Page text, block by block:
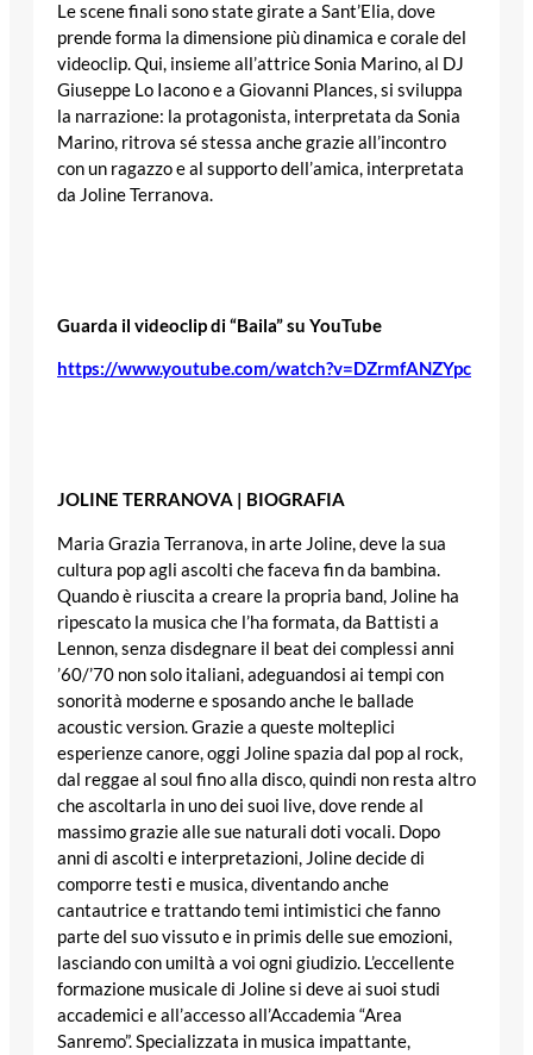
Le scene finali sono state girate a Sant’Elia, dove
prende forma la dimensione più dinamica e corale del
videoclip. Qui, insieme all’attrice Sonia Marino, al DJ
Giuseppe Lo Iacono e a Giovanni Plances, si sviluppa
la narrazione: la protagonista, interpretata da Sonia
Marino, ritrova sé stessa anche grazie all’incontro
con un ragazzo e al supporto dell’amica, interpretata
da Joline Terranova.
Guarda il videoclip di “Baila”su YouTube
https://www.youtube.com/watch?v=DZrmfANZYpc
JOLINE TERRANOVA | BIOGRAFIA
Maria Grazia Terranova, in arte Joline, deve la sua
cultura pop agli ascolti che faceva fin da bambina.
Quando è riuscita a creare la propria band, Joline ha
ripescato la musica che l’ha formata, da Battisti a
Lennon, senza disdegnare il beat dei complessi anni
’60/’70 non solo italiani, adeguandosi ai tempi con
sonorità moderne e sposando anche le ballade
acoustic version. Grazie a queste molteplici
esperienze canore, oggi Joline spazia dal pop al rock,
dal reggae al soul fino alla disco, quindi non resta altro
che ascoltarla in uno dei suoi live, dove rende al
massimo grazie alle sue naturali doti vocali. Dopo
anni di ascolti e interpretazioni, Joline decide di
comporre testi e musica, diventando anche
cantautrice e trattando temi intimistici che fanno
parte del suo vissuto e in primis delle sue emozioni,
lasciando con umiltà a voi ogni giudizio. L’eccellente
formazione musicale di Joline si deve ai suoi studi
accademici e all’accesso all’Accademia “Area
Sanremo”. Specializzata in musica impattante,